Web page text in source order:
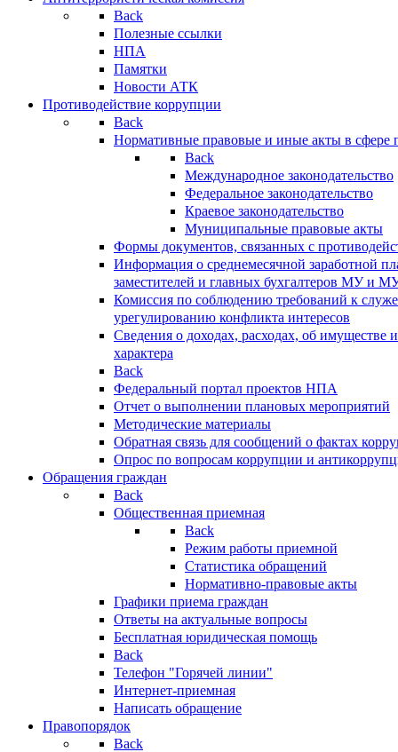
Back
Полезные ссылки
НПА
Памятки
Новости АТК
Противодействие коррупции
Back
Нормативные правовые и иные акты в сфере
Back
Международное законодательство
Федеральное законодательство
Краевое законодательство
Муниципальные правовые акты
Формы документов, связанных с
Информация о среднемесячной заработной
заместителей и главных бухгалтеров МУ и
Комиссия по соблюдению требований к
урегулированию конфликта интересов
Сведения о доходах, расходах, об имуществе
характера
Back
Федеральный портал проектов НПА
Отчет о выполнении плановых мероприятий
Методические материалы
Обратная связь для сообщений о фактах
Опрос по вопросам коррупции и
Обращения граждан
Back
Общественная приемная
Back
Режим работы приемной
Статистика обращений
Нормативно-правовые акты
Графики приема граждан
Ответы на актуальные вопросы
Бесплатная юридическая помощь
Back
Телефон "Горячей линии"
Интернет-приемная
Написать обращение
Правопорядок
Back